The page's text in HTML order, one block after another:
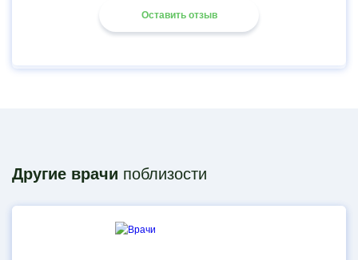
Оставить отзыв
Другие врачи поблизости